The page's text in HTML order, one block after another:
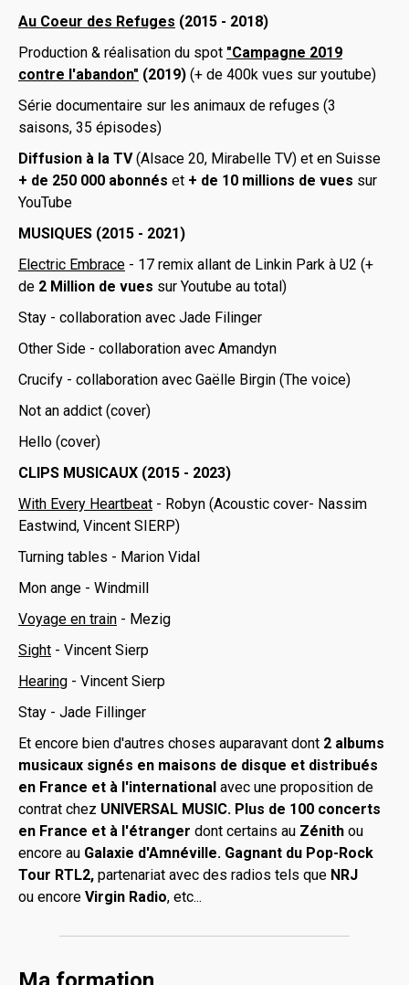
Au Coeur des Refuges (2015 - 2018)
Production & réalisation du spot "Campagne 2019
contre l'abandon" (2019) (+ de 400k vues sur youtube)
Série documentaire sur les animaux de refuges (3
saisons, 35 épisodes)
Diffusion à la TV(Alsace 20, Mirabelle TV) et en Suisse
+ de 250 000 abonnés et + de 10 millions de vues sur
YouTube
MUSIQUES (2015 - 2021)
Electric Embrace - 17 remix allant de Linkin Park à U2 (+
de 2 Million de vues sur Youtube au total)
Stay - collaboration avec Jade Filinger
Other Side - collaboration avec Amandyn
Crucify - collaboration avec Gaëlle Birgin (The voice)
Not an addict (cover)
Hello (cover)
CLIPS MUSICAUX (2015 - 2023)
With Every Heartbeat - Robyn (Acoustic cover- Nassim
Eastwind, Vincent SIERP)
Turning tables - Marion Vidal
Mon ange - Windmill
Voyage en train - Mezig
Sight - Vincent Sierp
Hearing - Vincent Sierp
Stay - Jade Fillinger
Et encore bien d'autres choses auparavant dont 2 albums
musicaux signés en maisons de disque et distribués
en France et à l'international avec une proposition de
contrat chez UNIVERSAL MUSIC. Plus de 100 concerts
en France et à l'étranger dont certains au Zénith ou
encore au Galaxie d'Amnéville. Gagnant du Pop-Rock
Tour RTL2, partenariat avec des radios tels que NRJ
ou encore Virgin Radio, etc...